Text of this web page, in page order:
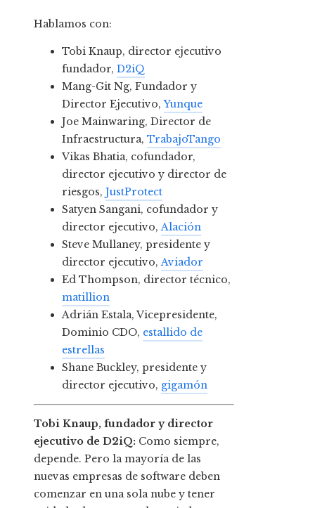
Hablamos con:
Tobi Knaup, director ejecutivo
fundador, D2iQ
Mang-Git Ng, Fundador y
Director Ejecutivo,Yunque
Joe Mainwaring, Director de
Infraestructura, TrabajoTango
Vikas Bhatia, cofundador,
director ejecutivo y director de
riesgos, JustProtect
Satyen Sangani, cofundador y
director ejecutivo,Alación
Steve Mullaney, presidente y
director ejecutivo,Aviador
Ed Thompson, director técnico,
matillion
Adrián Estala, Vicepresidente,
Dominio CDO, estallido de
estrellas
Shane Buckley, presidente y
director ejecutivo, gigamón
Tobi Knaup, fundador y director
ejecutivo de D2iQ: Como siempre,
depende. Pero la mayoría de las
nuevas empresas de software deben
comenzar en una sola nube y tener